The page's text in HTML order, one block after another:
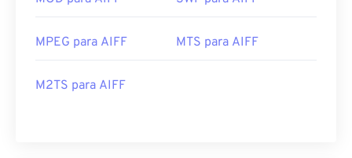
MPEG para AIFF MTS para AIFF
M2TS para AIFF